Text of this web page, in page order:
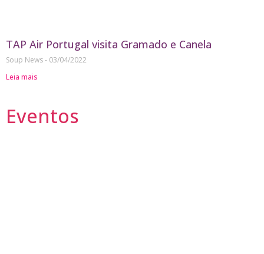
TAP Air Portugal visita Gramado e Canela
Soup News
03/04/2022
Leia mais
Eventos